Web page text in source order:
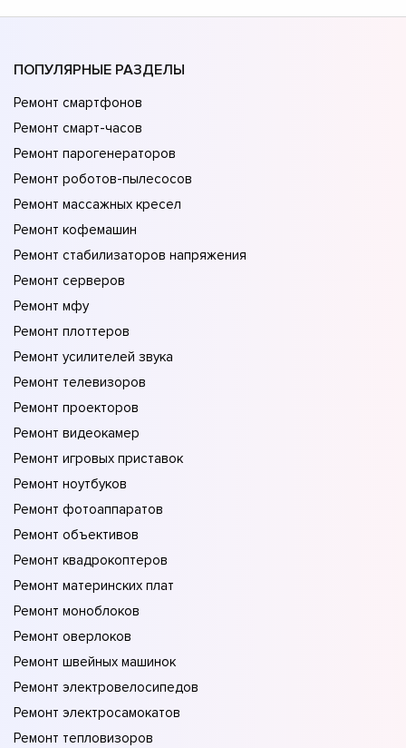
ПОПУЛЯРНЫЕ РАЗДЕЛЫ
Ремонт смартфонов
Ремонт смарт-часов
Ремонт парогенераторов
Ремонт роботов-пылесосов
Ремонт массажных кресел
Ремонт кофемашин
Ремонт стабилизаторов напряжения
Ремонт серверов
Ремонт мфу
Ремонт плоттеров
Ремонт усилителей звука
Ремонт телевизоров
Ремонт проекторов
Ремонт видеокамер
Ремонт игровых приставок
Ремонт ноутбуков
Ремонт фотоаппаратов
Ремонт объективов
Ремонт квадрокоптеров
Ремонт материнских плат
Ремонт моноблоков
Ремонт оверлоков
Ремонт швейных машинок
Ремонт электровелосипедов
Ремонт электросамокатов
Ремонт тепловизоров